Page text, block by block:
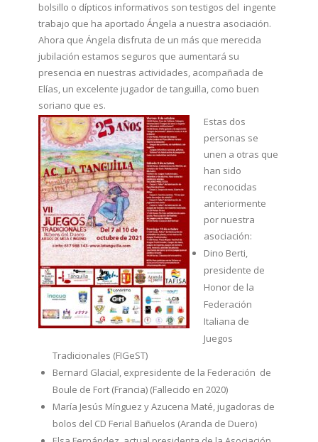
bolsillo o dípticos informativos son testigos del ingente
trabajo que ha aportado Ángela a nuestra asociación.
Ahora que Ángela disfruta de un más que merecida
jubilación estamos seguros que aumentará su
presencia en nuestras actividades, acompañada de
Elías, un excelente jugador de tanguilla, como buen
soriano que es.
Estas dos
personas se
unen a otras que
han sido
reconocidas
anteriormente
por nuestra
asociación:
Dino Berti,
presidente de
Honor de la
Federación
Italiana de
Juegos
Tradicionales (FIGeST)
Bernard Glacial, expresidente de la Federación de
Boule de Fort (Francia) (Fallecido en 2020)
María Jesús Mínguez y Azucena Maté, jugadoras de
bolos del CD Ferial Bañuelos (Aranda de Duero)